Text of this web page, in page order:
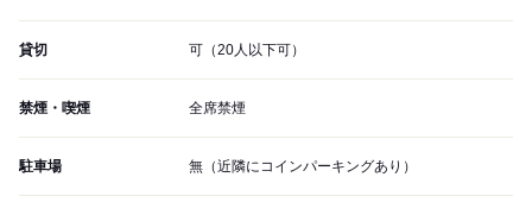
貸切 可（20人以下可）
禁煙・喫煙 全席禁煙
駐車場 無（近隣にコインパーキングあり）